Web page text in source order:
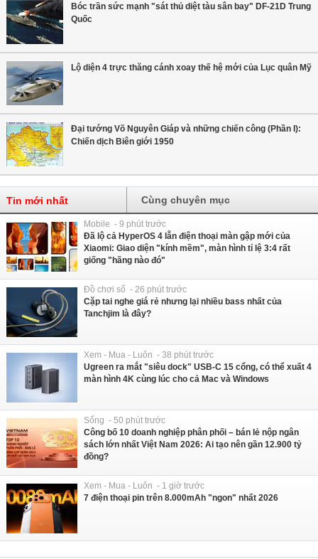
Bóc trần sức mạnh "sát thủ diệt tàu sân bay" DF-21D Trung
Quốc
Lộ diện 4 trực thăng cánh xoay thế hệ mới của Lục quân Mỹ
Đại tướng Võ Nguyên Giáp và những chiến công (Phần I):
Chiến dịch Biên giới 1950
Tin mới nhất Cùng chuyên mục
Mobile - 9 phút trước
Đã lộ cả HyperOS 4 lẫn điện thoại màn gập mới của
Xiaomi: Giao diện "kính mềm", màn hình tỉ lệ 3:4 rất
giống "hãng nào đó"
Đồ chơi số - 26 phút trước
Cặp tai nghe giá rẻ nhưng lại nhiều bass nhất của
Tanchjim là đây?
Xem - Mua - Luôn - 38 phút trước
Ugreen ra mắt "siêu dock" USB-C 15 cổng, có thể xuất 4
màn hình 4K cùng lúc cho cả Mac và Windows
Sống - 50 phút trước
Công bố 10 doanh nghiệp phân phối – bán lẻ nộp ngân
sách lớn nhất Việt Nam 2026: Ai tạo nên gần 12.900 tỷ
đồng?
Xem - Mua - Luôn - 1 giờ trước
7 điện thoại pin trên 8.000mAh "ngon" nhất 2026